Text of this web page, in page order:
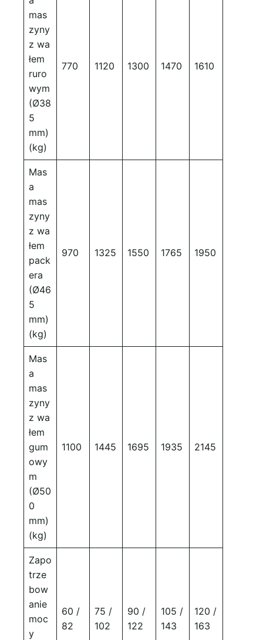
mas
zyny
z wa
łem
ruro
wym
(Ø38
5
mm)
(kg)
770 1120 1300 1470 1610
Mas
a
mas
zyny
z wa
łem
pack
era
(Ø46
5
mm)
(kg)
970 1325 1550 1765 1950
Mas
a
mas
zyny
z wa
łem
gum
owy
m
(Ø50
0
mm)
(kg)
1100 1445 1695 1935 2145
Zapo
trze
bow
anie
moc
y
60 /
82
75 /
102
90 /
122
105 /
143
120 /
163